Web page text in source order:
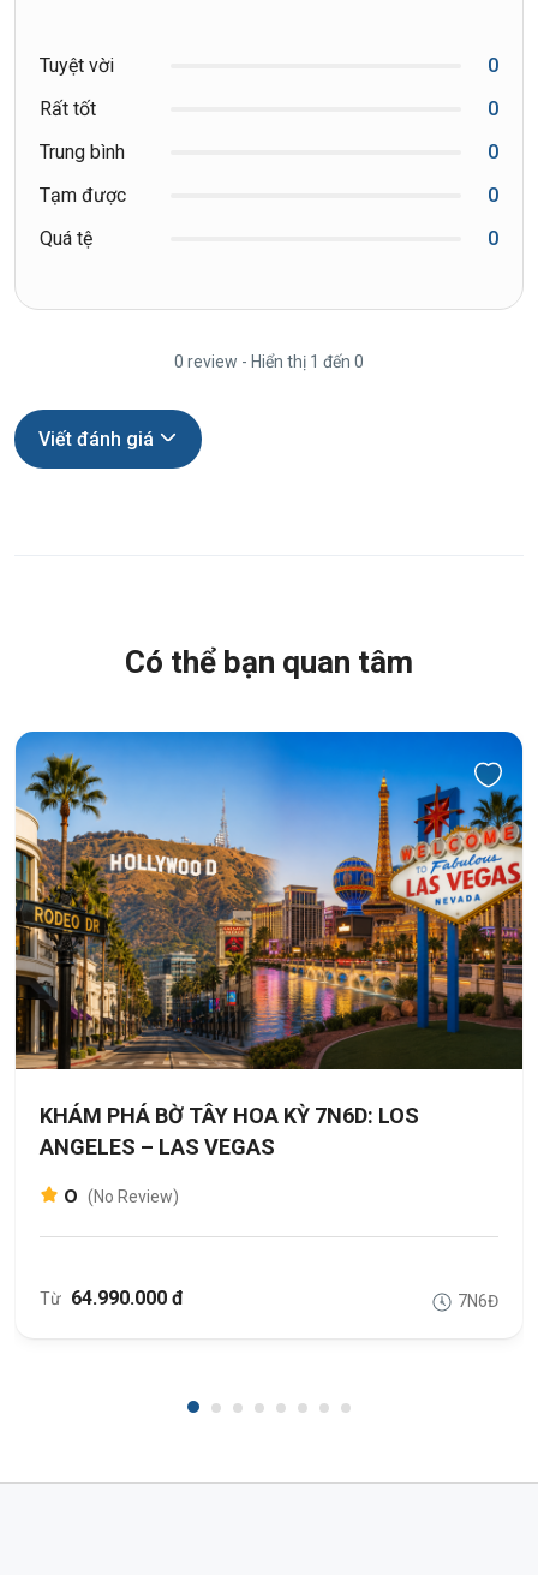
Tuyệt vời
0
Rất tốt
0
Trung bình
0
Tạm được
0
Quá tệ
0
0 review - Hiển thị 1 đến 0
Viết đánh giá
Có thể bạn quan tâm
KHÁM PHÁ BỜ TÂY HOA KỲ 7N6D: LOS
ANGELES – LAS VEGAS
0 (No Review)
Từ 64.990.000 đ 7N6Đ